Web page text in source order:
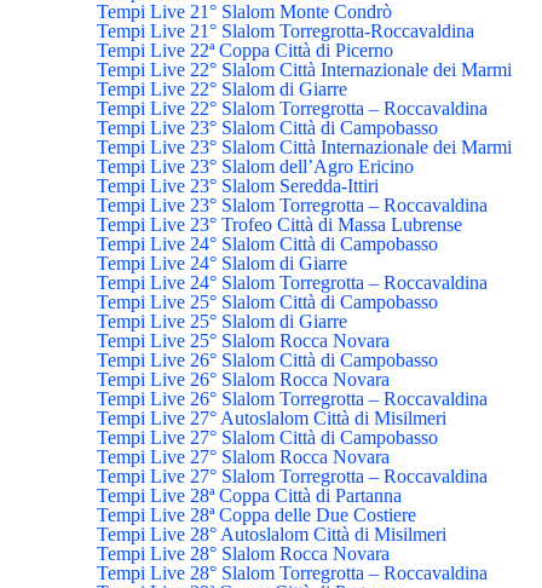
Tempi Live 21° Slalom Monte Condrò
Tempi Live 21° Slalom Torregrotta-Roccavaldina
Tempi Live 22ª Coppa Città di Picerno
Tempi Live 22° Slalom Città Internazionale dei Marmi
Tempi Live 22° Slalom di Giarre
Tempi Live 22° Slalom Torregrotta – Roccavaldina
Tempi Live 23° Slalom Città di Campobasso
Tempi Live 23° Slalom Città Internazionale dei Marmi
Tempi Live 23° Slalom dell’Agro Ericino
Tempi Live 23° Slalom Seredda-Ittiri
Tempi Live 23° Slalom Torregrotta – Roccavaldina
Tempi Live 23° Trofeo Città di Massa Lubrense
Tempi Live 24° Slalom Città di Campobasso
Tempi Live 24° Slalom di Giarre
Tempi Live 24° Slalom Torregrotta – Roccavaldina
Tempi Live 25° Slalom Città di Campobasso
Tempi Live 25° Slalom di Giarre
Tempi Live 25° Slalom Rocca Novara
Tempi Live 26° Slalom Città di Campobasso
Tempi Live 26° Slalom Rocca Novara
Tempi Live 26° Slalom Torregrotta – Roccavaldina
Tempi Live 27° Autoslalom Città di Misilmeri
Tempi Live 27° Slalom Città di Campobasso
Tempi Live 27° Slalom Rocca Novara
Tempi Live 27° Slalom Torregrotta – Roccavaldina
Tempi Live 28ª Coppa Città di Partanna
Tempi Live 28ª Coppa delle Due Costiere
Tempi Live 28° Autoslalom Città di Misilmeri
Tempi Live 28° Slalom Rocca Novara
Tempi Live 28° Slalom Torregrotta – Roccavaldina